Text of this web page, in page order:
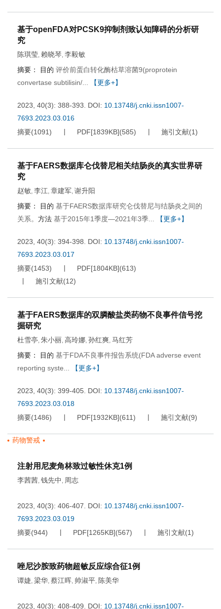
基于openFDA对PCSK9抑制剂致认知障碍的分析研
究
陈琪莹, 赖晓琴, 李毅敏
摘要：
目的 评价前蛋白转化酶枯草溶菌9(proprotein
convertase subtilisin/...
【更多+】
2023, 40(3): 388-393. DOI: 10.13748/j.cnki.issn1007-
7693.2023.03.016
摘要(1091) PDF[1839KB](585) 施引文献(1)
基于FAERS数据库仑伐替尼相关结肠炎的真实世界研
究
赵敏, 李江, 章建军, 谢升阳
摘要：
目的 基于FAERS数据库研究仑伐替尼与结肠炎之间的
关系。 方法 基于2015年1季度—2021年3季... 【更多+】
2023, 40(3): 394-398. DOI: 10.13748/j.cnki.issn1007-
7693.2023.03.017
摘要(1453) PDF[1804KB](613)
施引文献(12)
基于FAERS数据库的双膦酸盐类药物不良事件信号挖
掘研究
杜雪亭, 朱小丽, 高玲娜, 孙红爽, 马红芳
摘要：
目的 基于FDA不良事件报告系统(FDA adverse event
reporting syste...
【更多+】
2023, 40(3): 399-405. DOI: 10.13748/j.cnki.issn1007-
7693.2023.03.018
摘要(1486) PDF[1932KB](611) 施引文献(9)
药物警戒
注射用尼麦角林致过敏性休克1例
李茜茜, 钱先中 , 周志
2023, 40(3): 406-407. DOI: 10.13748/j.cnki.issn1007-
7693.2023.03.019
摘要(944) PDF[1265KB](567) 施引文献(1)
唑尼沙胺致药物超敏反应综合征1例
谭婕, 梁华, 蔡江晖, 帅淑平, 陈美华
2023, 40(3): 408-409. DOI: 10.13748/j.cnki.issn1007-